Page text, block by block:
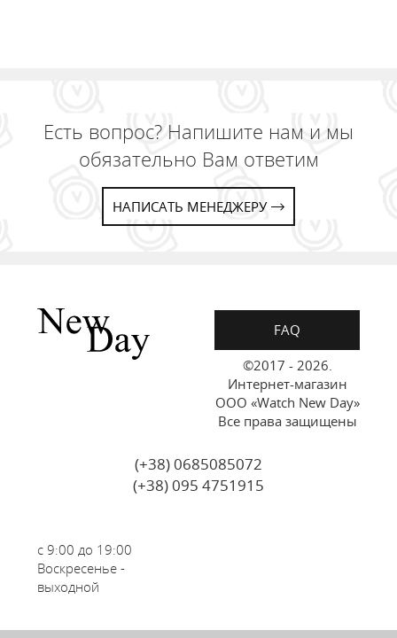
Есть вопрос? Напишите нам и мы
обязательно Вам ответим
НАПИСАТЬ МЕНЕДЖЕРУ
FAQ
©2017 - 2026.
Интернет-магазин
ООО «Watch New Day»
Все права защищены
(+38) 0685085072
(+38) 095 4751915
с 9:00 до 19:00
Воскресенье -
выходной